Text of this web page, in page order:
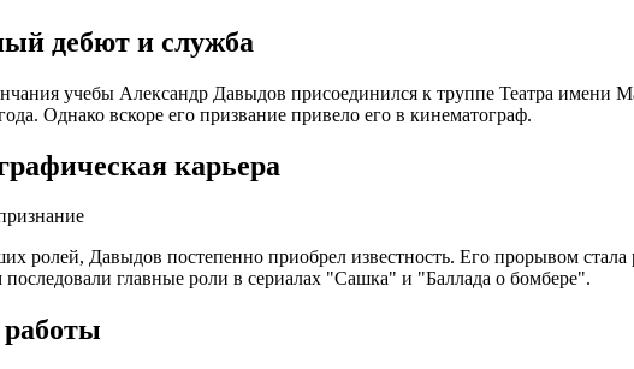
дебют и служба
учебы Александр Давыдов присоединился к труппе Театра имени
Однако вскоре его призвание привело его в кинематограф.
карьера
ролей, Давыдов постепенно приобрел известность. Его прорывом стала
главные роли в сериалах "Сашка" и "Баллада о бомбере".